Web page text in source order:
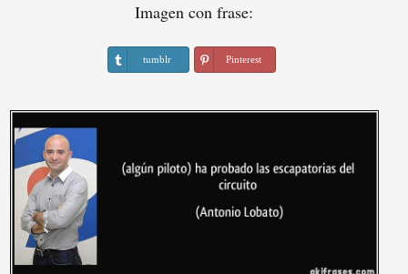
Imagen con frase:
tumblr Pinterest